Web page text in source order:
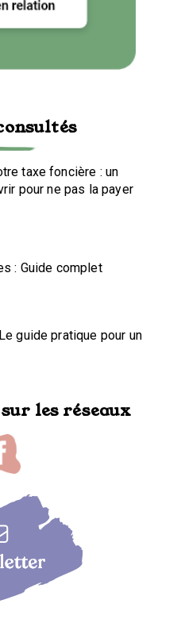
taxe foncière : un
pour ne pas la payer
: Guide complet
guide pratique pour un
les réseaux